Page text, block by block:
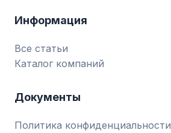
Информация
Все статьи
Каталог компаний
Документы
Политика конфиденциальности